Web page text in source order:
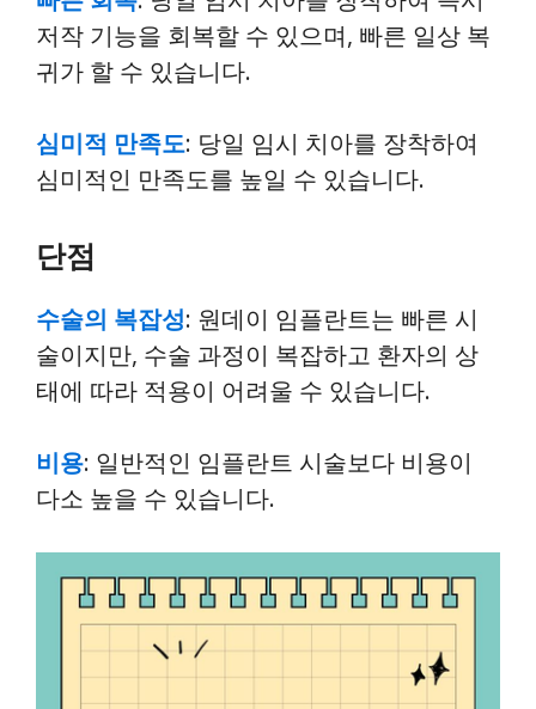
저작 기능을 회복할 수 있으며, 빠른 일상 복
귀가 할 수 있습니다.
심미적 만족도: 당일 임시 치아를 장착하여
심미적인 만족도를 높일 수 있습니다.
단점
수술의 복잡성: 원데이 임플란트는 빠른 시
술이지만, 수술 과정이 복잡하고 환자의 상
태에 따라 적용이 어려울 수 있습니다.
비용: 일반적인 임플란트 시술보다 비용이
다소 높을 수 있습니다.